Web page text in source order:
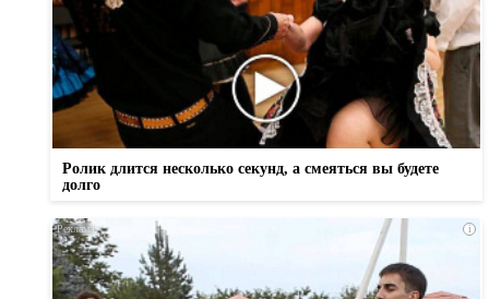
Ролик длится несколько секунд, а смеяться вы будете
долго
i